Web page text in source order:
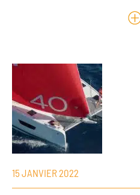
15 JANVIER 2022